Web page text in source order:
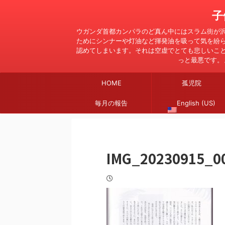
ウガンダ首都カンパラのど真ん中にはスラム街
ためにシンナーや灯油など揮発油を吸って気を
認めてしまいます。それは空虚でとても悲しいこ
っと最悪です
HOME 孤児院
毎月の報告 English (US)